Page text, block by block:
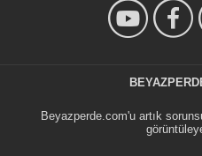
Beyazperde.com'u artık